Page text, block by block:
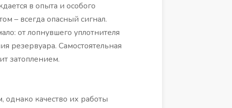
в опыта и особого
– всегда опасный сигнал.
от лопнувшего уплотнителя
резервуара. Самостоятельная
затоплением.
качество их работы